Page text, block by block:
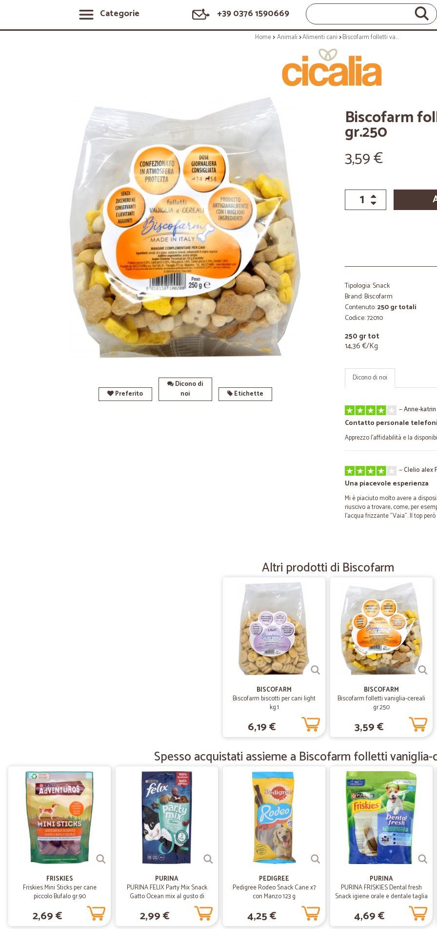
Categorie +39 0376 1590669
Home Animali Alimenti cani Biscofarm folletti vaniglia-cereali gr.250
Preferito
Dicono di
noi
Etichette
Biscofarm
gr.250
3,59 €
Tipologia: Snack
Brand: Biscofarm
Contenuto:250 gr totali
Codice: 72010
250 gr tot
14,36 €/Kg
Dicono di noi
—Anne-katrin
Contatto personale
Apprezzo l’affidabilità e la
—Clelio alex
Una piacevole esperienza
Mi è piaciuto molto avere a
riuscivo a trovare, come, per
l'acqua frizzante "Vaia". Il top
tutto perfetto
—Silvia Z.
Coloreria italiana
Ho acquistato 4 confezioni della
giorno indicato, senza alcun
Positivo
Prodotti arrivati in perfette…
Prodotti arrivati in perfette
I prezzi sono convenienti se
I prezzi sono convenienti se ci
bisogna solo capire quando fare
—Francesco M.
Consegna puntuale
Consegna puntuale prodotti come
molto buona sia come
molto buona sia come
Altri prodotti di Biscofarm
BISCOFARM
Biscofarm biscotti per cani light
kg.1
6,19 €
BISCOFARM
Biscofarm folletti vaniglia-cereali
gr.250
3,59 €
Spesso acquistati assieme a Biscofarm folletti
FRISKIES
Friskies Mini Sticks per cane
piccolo Bufalo gr.90
2,69 €
PURINA
PURINA FELIX Party Mix Snack
Gatto Ocean mix al gusto di
salmone, merluzzo e trota busta
60 gr.
2,99 €
PEDIGREE
Pedigree Rodeo Snack Cane x7
con Manzo 123 g
4,25 €
PURINA
PURINA FRISKIES Dental fresh
Snack igiene orale e dentale taglia
S busta 7 bastoncini 110 g
4,69 €